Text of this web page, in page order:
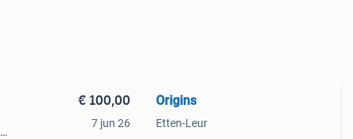
€ 100,00
7 jun 26
Origins
Etten-Leur